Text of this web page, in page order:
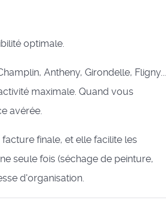
optimale.
Antheny, Girondelle, Fligny...
maximale. Quand vous
avérée.
finale, et elle facilite les
seule fois (séchage de peinture,
d'organisation.